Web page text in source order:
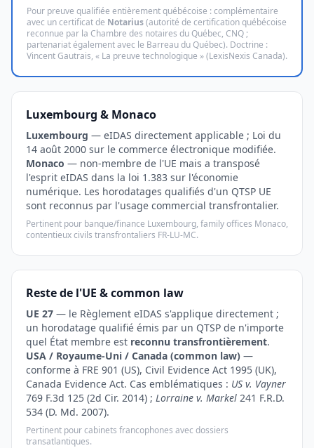
Pour preuve qualifiée entièrement québécoise : complémentaire
avec un certificat de Notarius(autorité de certification québécoise
reconnue par la Chambre des notaires du Québec, CNQ ;
partenariat également avec le Barreau du Québec). Doctrine :
Vincent Gautrais, « La preuve technologique » (LexisNexis Canada).
Luxembourg & Monaco
Luxembourg — eIDAS directement applicable ; Loi du
14 août 2000 sur le commerce électronique modifiée.
Monaco — non-membre de l'UE mais a transposé
l'esprit eIDAS dans la loi 1.383 sur l'économie
numérique. Les horodatages qualifiés d'un QTSP UE
sont reconnus par l'usage commercial transfrontalier.
Pertinent pour banque/finance Luxembourg, family offices Monaco,
contentieux civils transfrontaliers FR-LU-MC.
Reste de l'UE & common law
UE 27 — le Règlement eIDAS s'applique directement ;
un horodatage qualifié émis par un QTSP de n'importe
quel État membre est reconnu transfrontièrement.
USA / Royaume-Uni / Canada (common law) —
conforme à FRE 901 (US), Civil Evidence Act 1995 (UK),
Canada Evidence Act. Cas emblématiques : US v. Vayner
769 F.3d 125 (2d Cir. 2014) ; Lorraine v. Markel 241 F.R.D.
534 (D. Md. 2007).
Pertinent pour cabinets francophones avec dossiers
transatlantiques.